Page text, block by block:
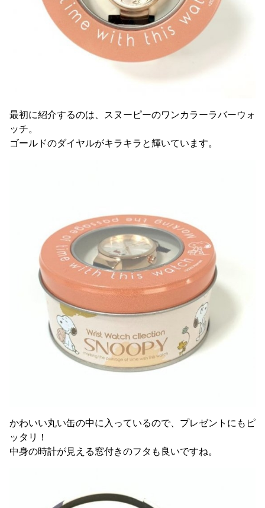
最初に紹介するのは、スヌーピーのワンカラーラバーウォ
ッチ。
ゴールドのダイヤルがキラキラと輝いています。
かわいい丸い缶の中に入っているので、プレゼントにもピ
ッタリ！
中身の時計が見える窓付きのフタも良いですね。